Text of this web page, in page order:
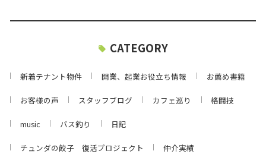
CATEGORY
新着テナント物件 開業、起業お役立ち情報 お薦め書籍
お客様の声 スタッフブログ カフェ巡り 格闘技
music バス釣り 日記
チュンダの餃子 復活プロジェクト 仲介実績